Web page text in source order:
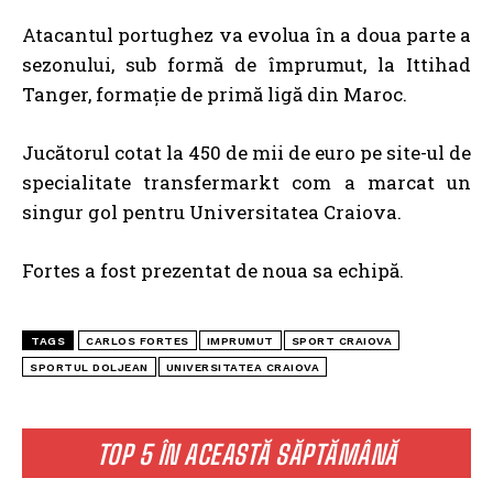
TOP 5 ÎN ACEASTĂ SĂPTĂMÂNĂ
Atacantul portughez va evolua în a doua parte a
sezonului, sub formă de împrumut, la Ittihad
Tanger, formație de primă ligă din Maroc.
Jucătorul cotat la 450 de mii de euro pe site-ul de
specialitate transfermarkt com a marcat un
singur gol pentru Universitatea Craiova.
Fortes a fost prezentat de noua sa echipă.
TAGS CARLOS FORTES IMPRUMUT SPORT CRAIOVA
SPORTUL DOLJEAN UNIVERSITATEA CRAIOVA